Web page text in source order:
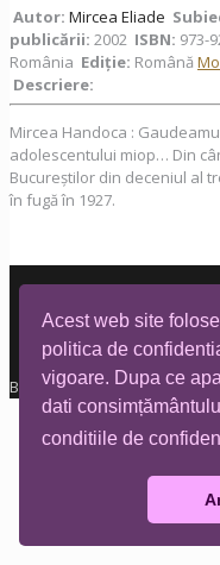
Acest web site
politica de
vigoare. Dupa ce
dati
conditiile de
Autor: Mircea Eliade
publicării: 2002 ISBN: 973-
România Ediţie: Română
Descriere:
Mircea Handoca :
adolescentului miop… Din
Bucureștilor din deceniul al
în fugă în 1927.
Biblioteca Tia Mare © All